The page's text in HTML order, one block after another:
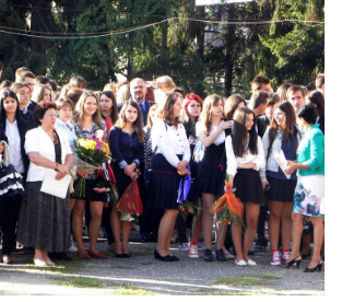
constatate, societatea care
Telega riscă o amendă de până la
temporară a activității.